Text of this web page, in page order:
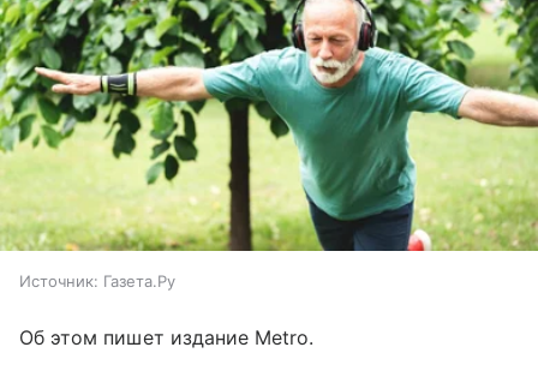
Источник: Газета.Ру
Об этом пишет издание Metro.